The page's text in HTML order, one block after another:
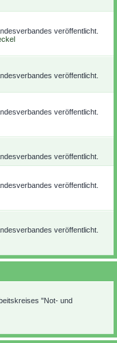
veröffentlicht.
veröffentlicht.
veröffentlicht.
veröffentlicht.
veröffentlicht.
veröffentlicht.
"Not- und